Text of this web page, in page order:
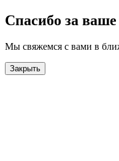
Спасибо за
Мы свяжемся с вами в
Закрыть